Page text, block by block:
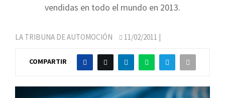
vendidas en todo el mundo en 2013.
LA TRIBUNA DE AUTOMOCIÓN 11/02/2011 |
COMPARTIR